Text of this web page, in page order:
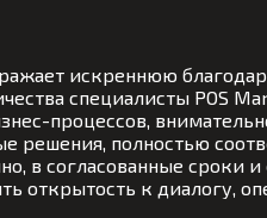
искреннюю
специалисты POS
процессов,
решения, полностью
в согласованные сроки
открытость к диалогу,